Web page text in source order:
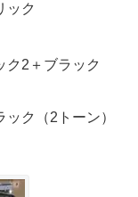
ック
ク2＋ブラック
ク（2トーン）